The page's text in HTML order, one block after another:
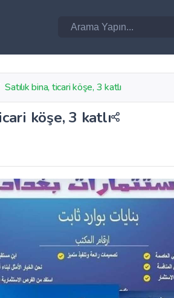
Satılık bina, ticari köşe, 3 katlı
köşe, 3 katlı